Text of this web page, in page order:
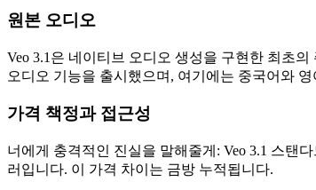
원본 오디오
Veo 3.1은 네이티브 오디오 생성을 구현한 최초
오디오 기능을 출시했으며, 여기에는 중국어와
가격 책정과 접근성
너에게 충격적인 진실을 말해줄게: Veo 3.1 스탠
러입니다. 이 가격 차이는 금방 누적됩니다.